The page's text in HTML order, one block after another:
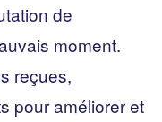
de
moment.
reçues,
pour améliorer et